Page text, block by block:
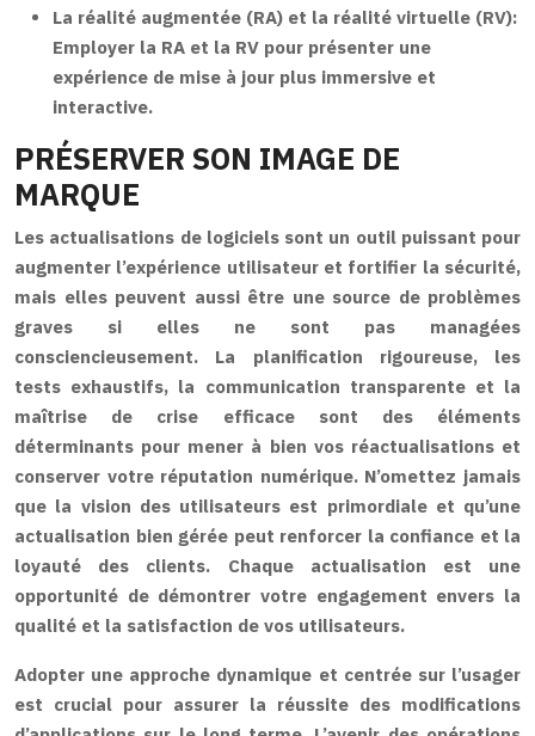
La réalité augmentée (RA) et la réalité virtuelle (RV):
Employer la RA et la RV pour présenter une
expérience de mise à jour plus immersive et
interactive.
PRÉSERVER SON IMAGE DE
MARQUE
Les actualisations de logiciels sont un outil puissant pour
augmenter l’expérience utilisateur et fortifier la sécurité,
mais elles peuvent aussi être une source de problèmes
graves si elles ne sont pas managées
consciencieusement. La planification rigoureuse, les
tests exhaustifs, la communication transparente et la
maîtrise de crise efficace sont des éléments
déterminants pour mener à bien vos réactualisations et
conserver votre réputation numérique. N’omettez jamais
que la vision des utilisateurs est primordiale et qu’une
actualisation bien gérée peut renforcer la confiance et la
loyauté des clients. Chaque actualisation est une
opportunité de démontrer votre engagement envers la
qualité et la satisfaction de vos utilisateurs.
Adopter une approche dynamique et centrée sur l’usager
est crucial pour assurer la réussite des modifications